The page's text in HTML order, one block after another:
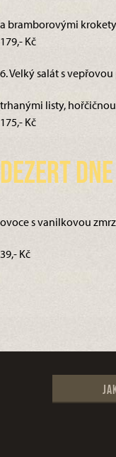
a bramborovými krokety
179,- Kč
6. Velký salát s
trhanými listy,
175,- Kč
Dezert dne
ovoce s vanilkovou
39,- Kč